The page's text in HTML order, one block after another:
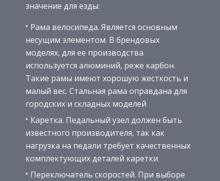
значение для езды:
Рама велосипеда. Является основным
несущим элементом. В брендовых
моделях, для ее производства
используется алюминий, реже карбон.
Такие рамы имеют хорошую жесткость и
малый вес. Стальная рама оправдана для
городских и складных моделей
Каретка. Педальный узел должен быть
известного производителя, так как
нагрузка на педали требует качественных
комплектующих деталей каретки
Переключатель скоростей. При выборе